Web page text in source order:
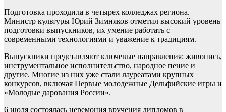
Подготовка проходила в четырех колледжах региона.
Министр культуры Юрий Зимняков отметил высокий уровень
подготовки выпускников, их умение работать с
современными технологиями и уважение к традициям.
Выпускники представляют ключевые направления: живопись,
инструментальное исполнительство, народное пение и
другие. Многие из них уже стали лауреатами крупных
конкурсов, включая Первые молодежные Дельфийские игры и
«Молодые дарования России».
6 июля состоялась церемония вручения дипломов в